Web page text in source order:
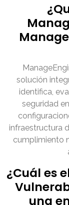
solución
identifica,
seguridad
infraestructura
cumplimiento
¿Cuál es
una